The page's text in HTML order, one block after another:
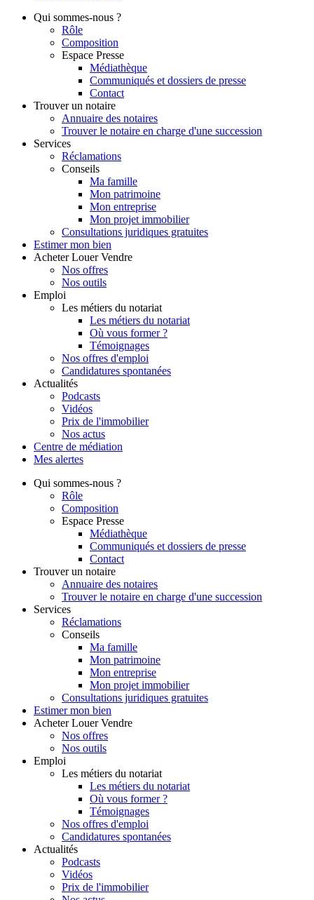
Qui sommes-nous ?
Rôle
Composition
Espace Presse
Médiathèque
Communiqués et dossiers de presse
Contact
Trouver un notaire
Annuaire des notaires
Trouver le notaire en charge d'une succession
Services
Réclamations
Conseils
Ma famille
Mon patrimoine
Mon entreprise
Mon projet immobilier
Consultations juridiques gratuites
Estimer mon bien
Acheter Louer Vendre
Nos offres
Nos outils
Emploi
Les métiers du notariat
Les métiers du notariat
Où vous former ?
Témoignages
Nos offres d'emploi
Candidatures spontanées
Actualités
Podcasts
Vidéos
Prix de l'immobilier
Nos actus
Centre de médiation
Mes alertes
Qui sommes-nous ?
Rôle
Composition
Espace Presse
Médiathèque
Communiqués et dossiers de presse
Contact
Trouver un notaire
Annuaire des notaires
Trouver le notaire en charge d'une succession
Services
Réclamations
Conseils
Ma famille
Mon patrimoine
Mon entreprise
Mon projet immobilier
Consultations juridiques gratuites
Estimer mon bien
Acheter Louer Vendre
Nos offres
Nos outils
Emploi
Les métiers du notariat
Les métiers du notariat
Où vous former ?
Témoignages
Nos offres d'emploi
Candidatures spontanées
Actualités
Podcasts
Vidéos
Prix de l'immobilier